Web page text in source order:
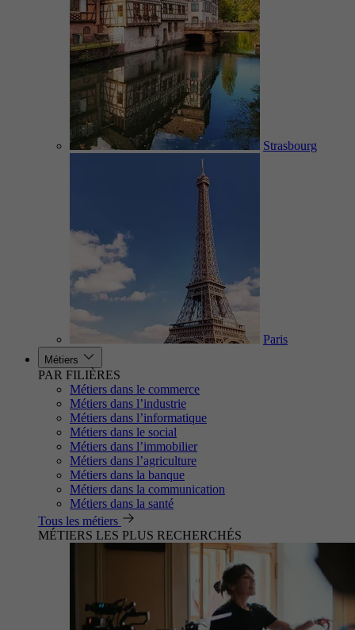
Strasbourg
Paris
Métiers
PAR FILIÈRES
Métiers dans le commerce
Métiers dans l’industrie
Métiers dans l’informatique
Métiers dans le social
Métiers dans l’immobilier
Métiers dans l’agriculture
Métiers dans la banque
Métiers dans la communication
Métiers dans la santé
Tous les métiers
MÉTIERS LES PLUS RECHERCHÉS